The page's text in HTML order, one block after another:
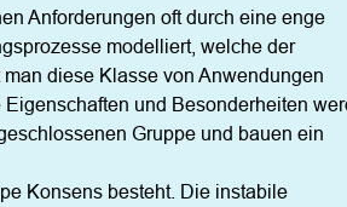
Anforderungen oft durch eine enge
modelliert, welche der
diese Klasse von Anwendungen
und Besonderheiten
Gruppe und bauen ein
Konsens besteht. Die instabile